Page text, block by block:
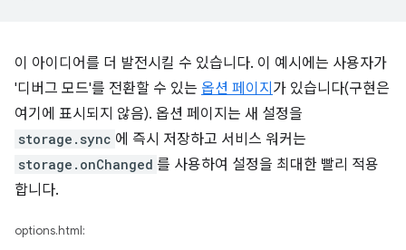
이 아이디어를 더 발전시킬 수 있습니다. 이 예시에는 사용자가
'디버그 모드'를 전환할 수 있는 옵션 페이지 가 있습니다(구현은
여기에 표시되지 않음). 옵션 페이지는 새 설정을
storage.sync 에 즉시 저장하고 서비스 워커는
storage.onChanged 를 사용하여 설정을 최대한 빨리 적용
합니다.
options.html: